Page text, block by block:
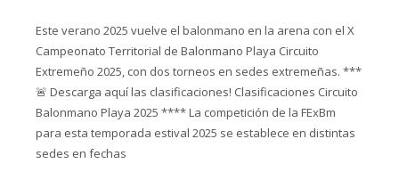
Este verano 2025 vuelve el balonmano en la arena con el X
Campeonato Territorial de Balonmano Playa Circuito
Extremeño 2025, con dos torneos en sedes extremeñas. ***
🚨 Descarga aquí las clasificaciones! Clasificaciones Circuito
Balonmano Playa 2025 **** La competición de la FExBm
para esta temporada estival 2025 se establece en distintas
sedes en fechas